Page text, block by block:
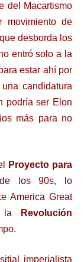
del Macartismo
movimiento de
desborda los
entró solo a la
estar ahí por
candidatura
podría ser Elon
más para no
Proyecto para
los 90s, lo
America Great
la
Revolución
imperialista